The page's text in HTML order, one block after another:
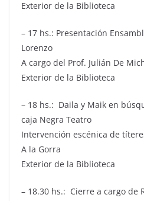
Exterior de la Biblioteca
– 17 hs.: Presentación
Lorenzo
A cargo del Prof. Julián De
Exterior de la Biblioteca
– 18 hs.: Daila y Maik en
caja Negra Teatro
Intervención escénica de
A la Gorra
Exterior de la Biblioteca
– 18.30 hs.: Cierre a cargo de